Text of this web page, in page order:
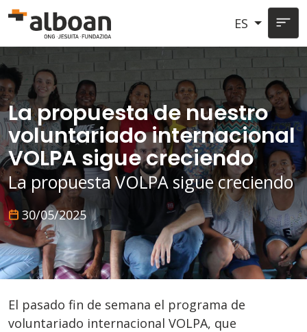
Pasar al contenido principal
ES
La propuesta de nuestro
voluntariado internacional
VOLPA sigue creciendo
La propuesta VOLPA sigue creciendo
30/05/2025
El pasado fin de semana el programa de
voluntariado internacional VOLPA, que